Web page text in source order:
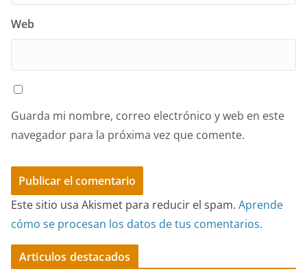
Web
Guarda mi nombre, correo electrónico y web en este
navegador para la próxima vez que comente.
Este sitio usa Akismet para reducir el spam. Aprende
cómo se procesan los datos de tus comentarios.
Articulos destacados